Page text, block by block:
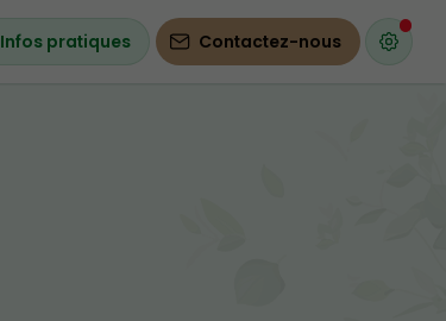
Infos pratiques Contactez-nous